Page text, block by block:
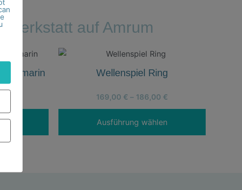
auf Amrum
Wellenspiel Ring
169,00 € – 186,00 €
Ausführung wählen